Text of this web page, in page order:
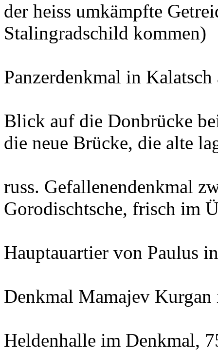
der heiss umkämpfte
Stalingradschild kommen)
Panzerdenkmal in
Blick auf die Donbrücke
die neue Brücke, die alte
russ. Gefallenendenkmal
Gorodischtsche, frisch im
Hauptauartier von Paulus
Denkmal Mamajev
Heldenhalle im Denkmal,